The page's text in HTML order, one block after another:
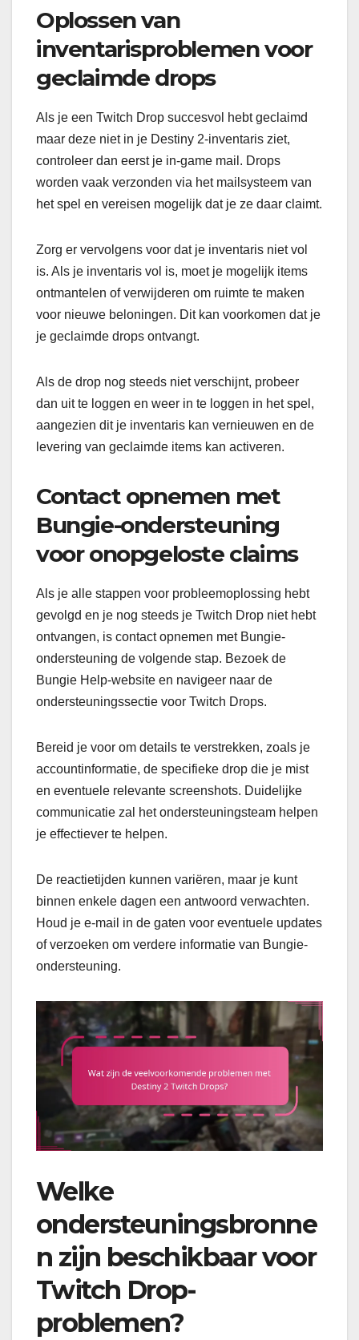
Oplossen van
inventarisproblemen voor
geclaimde drops
Als je een Twitch Drop succesvol hebt geclaimd
maar deze niet in je Destiny 2-inventaris ziet,
controleer dan eerst je in-game mail. Drops
worden vaak verzonden via het mailsysteem van
het spel en vereisen mogelijk dat je ze daar claimt.
Zorg er vervolgens voor dat je inventaris niet vol
is. Als je inventaris vol is, moet je mogelijk items
ontmantelen of verwijderen om ruimte te maken
voor nieuwe beloningen. Dit kan voorkomen dat je
je geclaimde drops ontvangt.
Als de drop nog steeds niet verschijnt, probeer
dan uit te loggen en weer in te loggen in het spel,
aangezien dit je inventaris kan vernieuwen en de
levering van geclaimde items kan activeren.
Contact opnemen met
Bungie-ondersteuning
voor onopgeloste claims
Als je alle stappen voor probleemoplossing hebt
gevolgd en je nog steeds je Twitch Drop niet hebt
ontvangen, is contact opnemen met Bungie-
ondersteuning de volgende stap. Bezoek de
Bungie Help-website en navigeer naar de
ondersteuningssectie voor Twitch Drops.
Bereid je voor om details te verstrekken, zoals je
accountinformatie, de specifieke drop die je mist
en eventuele relevante screenshots. Duidelijke
communicatie zal het ondersteuningsteam helpen
je effectiever te helpen.
De reactietijden kunnen variëren, maar je kunt
binnen enkele dagen een antwoord verwachten.
Houd je e-mail in de gaten voor eventuele updates
of verzoeken om verdere informatie van Bungie-
ondersteuning.
Welke
ondersteuningsbronne
n zijn beschikbaar voor
Twitch Drop-
problemen?